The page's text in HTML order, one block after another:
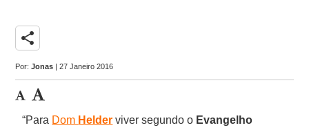
share
Por:Jonas | 27 Janeiro 2016
“Para Dom Helder viver segundo o Evangelho